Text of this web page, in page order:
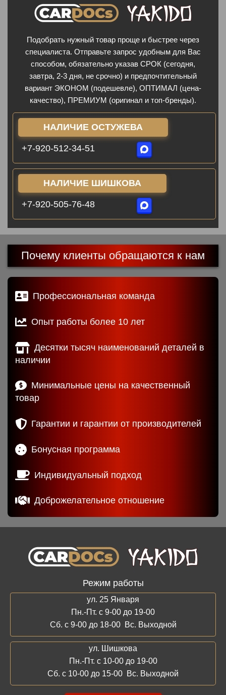
Подобрать нужный товар проще и быстрее через
специалиста. Отправьте запрос удобным для Вас
способом, обязательно указав СРОК (сегодня,
завтра, 2-3 дня, не срочно) и предпочтительный
вариант ЭКОНОМ (подешевле), ОПТИМАЛ (цена-
качество), ПРЕМИУМ (оригинал и топ-бренды).
НАЛИЧИЕ ОСТУЖЕВА
+7-920-512-34-51
НАЛИЧИЕ ШИШКОВА
+7-920-505-76-48
Почему клиенты обращаются к нам
Профессиональная команда
Опыт работы более 10 лет
Десятки тысяч наименований деталей в
наличии
Минимальные цены на качественный
товар
Гарантии и гарантии от производителей
Бонусная программа
Индивидуальный подход
Доброжелательное отношение
Режим работы
ул. 25 Января
Пн.-Пт. с 9-00 до 19-00
Сб. с 9-00 до 18-00 Вс. Выходной
ул. Шишкова
Пн.-Пт. с 10-00 до 19-00
Сб. с 10-00 до 15-00 Вс. Выходной